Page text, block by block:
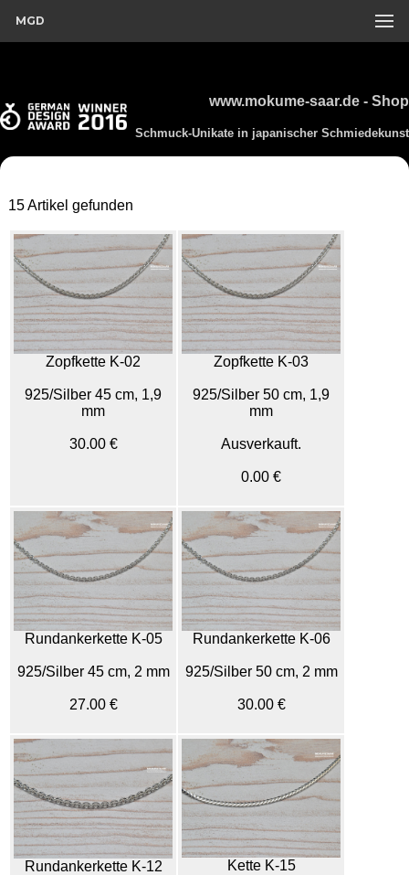
MGD
www.mokume-saar.de - Shop
Schmuck-Unikate in japanischer Schmiedekunst
15 Artikel gefunden
Zopfkette K-02
925/Silber 45 cm, 1,9
mm
30.00 €
Zopfkette K-03
925/Silber 50 cm, 1,9
mm
Ausverkauft.
0.00 €
Rundankerkette K-05
925/Silber 45 cm, 2 mm
27.00 €
Rundankerkette K-06
925/Silber 50 cm, 2 mm
30.00 €
Rundankerkette K-12 Kette K-15